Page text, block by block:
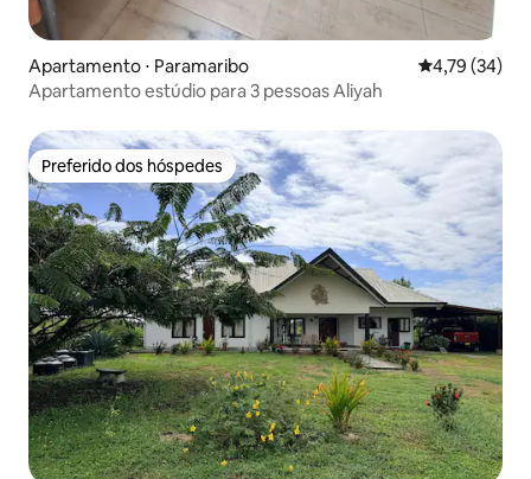
Apartamento ⋅ Paramaribo 4,79 de uma
4,79 (34)
Apartamento estúdio para 3 pessoas Aliyah
Preferido dos hóspedes
Preferido dos hóspedes